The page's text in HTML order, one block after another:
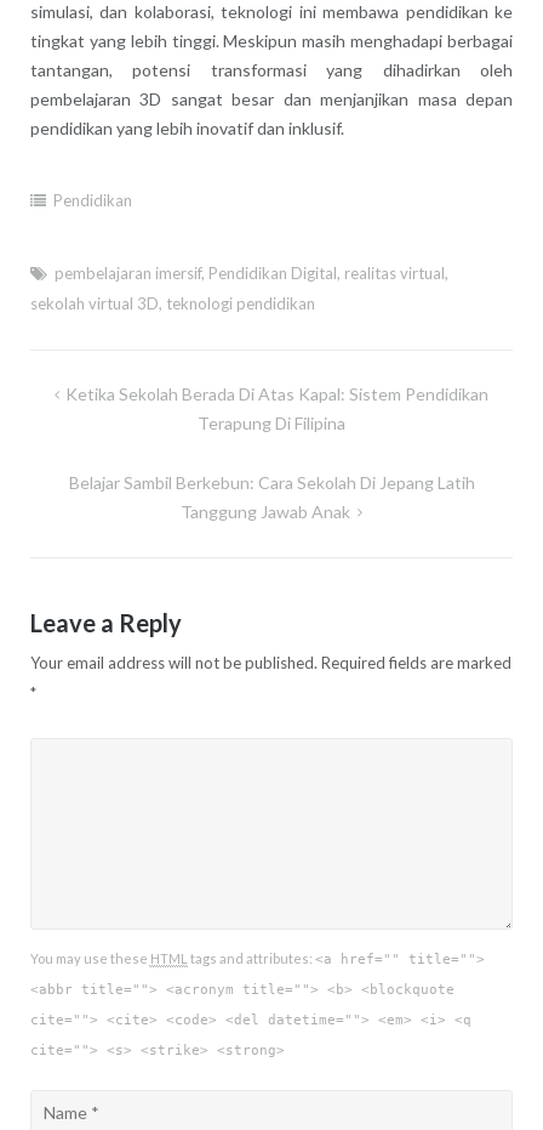
simulasi, dan kolaborasi, teknologi ini membawa pendidikan ke
tingkat yang lebih tinggi. Meskipun masih menghadapi berbagai
tantangan, potensi transformasi yang dihadirkan oleh
pembelajaran 3D sangat besar dan menjanjikan masa depan
pendidikan yang lebih inovatif dan inklusif.
Pendidikan
pembelajaran imersif, Pendidikan Digital, realitas virtual,
sekolah virtual 3D, teknologi pendidikan
PostKetika Sekolah Berada Di Atas Kapal: Sistem Pendidikan
Terapung Di Filipina
Belajar Sambil Berkebun: Cara Sekolah Di Jepang Latih
Tanggung Jawab Anak
Leave a Reply
Your email address will not be published. Required fields are marked
*
You may use these HTML tags and attributes: <a href="" title="">
<abbr title=""> <acronym title=""> <b> <blockquote
cite=""> <cite> <code> <del datetime=""> <em> <i> <q
cite=""> <s> <strike> <strong>